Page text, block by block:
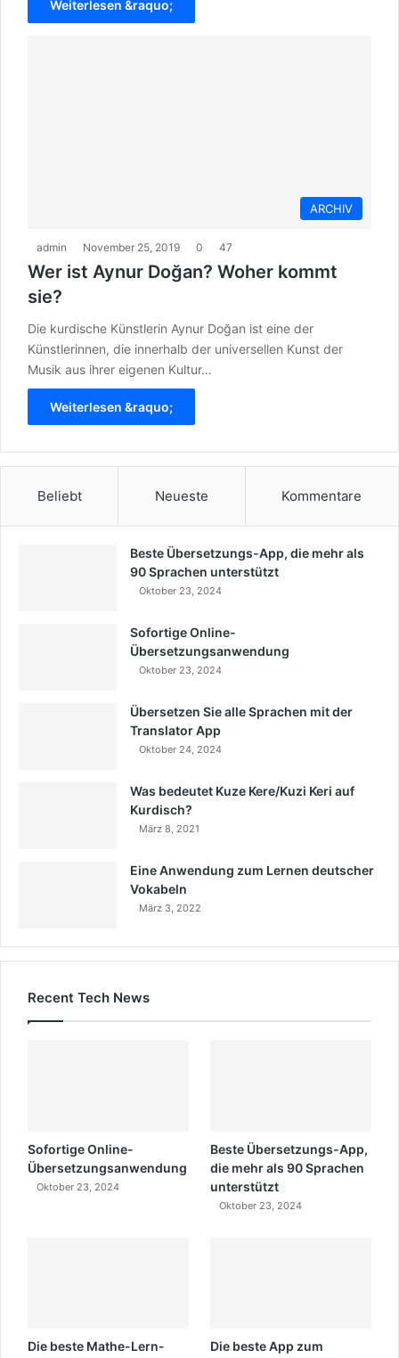
Weiterlesen &raquo;
ARCHIV
admin November 25, 2019 0 47
Wer ist Aynur Doğan? Woher kommt
sie?
Die kurdische Künstlerin Aynur Doğan ist eine der
Künstlerinnen, die innerhalb der universellen Kunst der
Musik aus ihrer eigenen Kultur…
Weiterlesen &raquo;
Beliebt Neueste Kommentare
Beste Übersetzungs-App, die mehr als
90 Sprachen unterstützt
Oktober 23, 2024
Sofortige Online-
Übersetzungsanwendung
Oktober 23, 2024
Übersetzen Sie alle Sprachen mit der
Translator App
Oktober 24, 2024
Was bedeutet Kuze Kere/Kuzi Keri auf
Kurdisch?
März 8, 2021
Eine Anwendung zum Lernen deutscher
Vokabeln
März 3, 2022
Recent Tech News
Sofortige Online-
Übersetzungsanwendung
Oktober 23, 2024
Beste Übersetzungs-App,
die mehr als 90 Sprachen
unterstützt
Oktober 23, 2024
Die beste Mathe-Lern-
Die beste App zum